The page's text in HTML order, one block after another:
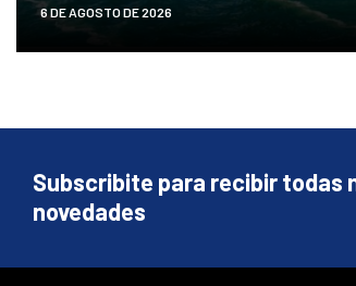
6 DE AGOSTO DE 2026
Subscribite para recibir todas
novedades